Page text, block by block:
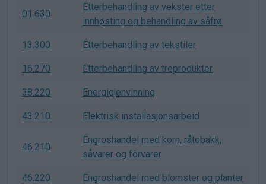
01.630
Etterbehandling av vekster etter
innhøsting og behandling av såfrø
13.300 Etterbehandling av tekstiler
16.270 Etterbehandling av treprodukter
38.220 Energigjenvinning
43.210 Elektrisk installasjonsarbeid
46.210
Engroshandel med korn, råtobakk,
såvarer og fôrvarer
46.220 Engroshandel med blomster og planter